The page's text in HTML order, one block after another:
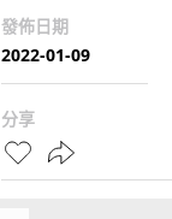
發佈日期
2022-01-09
分享